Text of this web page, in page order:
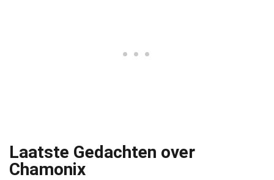
Laatste Gedachten over
Chamonix